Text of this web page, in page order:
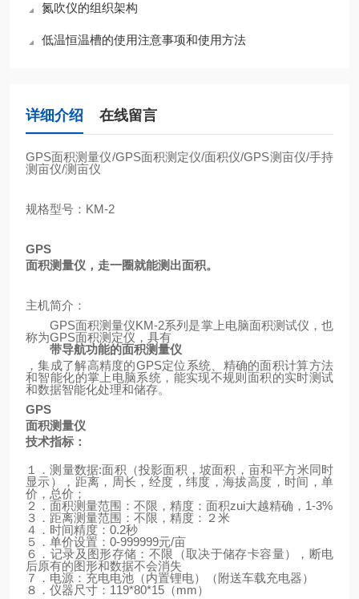
氮吹仪的组织架构
低温恒温槽的使用注意事项和使用方法
详细介绍 在线留言
GPS面积测量仪/GPS面积测定仪/面积仪/GPS测亩仪/手持
测亩仪/测亩仪
规格型号： KM-2
GPS
面积测量仪，走一圈就能测出面积。
主机简介：
GPS面积测量仪KM-2系列是掌上电脑面积测试仪，也
称为GPS面积测定仪，具有
带导航功能的面积测量仪
，集成了解高精度的GPS定位系统、精确的面积计算方法
和智能化的掌上电脑系统，能实现不规则面积的实时测试
和数据智能化处理和储存。
GPS
面积测量仪
技术指标：
１．测量数据:面积（投影面积，坡面积，亩和平方米同时
显示），距离，周长，经度，纬度，海拔高度，时间，单
价，总价；
２．面积测量范围：不限，精度：面积zui大越精确， 1-3%
３．距离测量范围：不限，精度：２米
４．时间精度： 0.2秒
５．单价设置： 0-999999元/亩
６．记录及图形存储：不限（取决于储存卡容量），断电
后原有的图形和数据不会消失
７．电源：充电电池（内置锂电）
（附送车载充电器）
８．仪器尺寸： 119*80*15 （mm）